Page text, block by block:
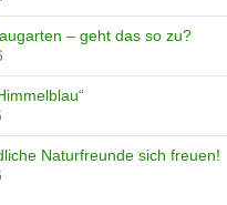
– geht das so zu?
Naturfreunde sich freuen!